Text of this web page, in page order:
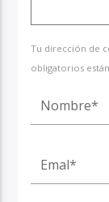
Tu dirección de
obligatorios